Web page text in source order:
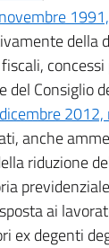
della
del Consiglio
anche
riduzione
ai
ex degenti